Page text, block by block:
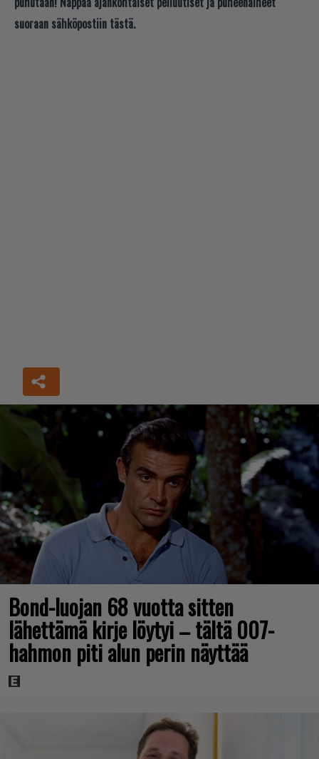
suoraan sähköpostiin tästä.
Bond-luojan 68 vuotta sitten
lähettämä kirje löytyi – tältä 007-
hahmon piti alun perin näyttää